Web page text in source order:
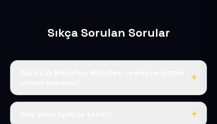
Sıkça Sorulan Sorular
Evet, Bakarcak Mahallesi dahil tüm Sarıoğlan ve